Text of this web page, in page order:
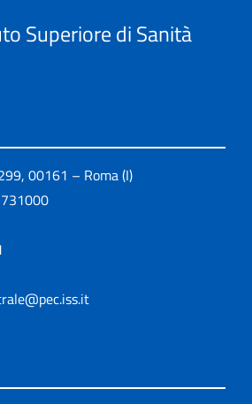
Superiore di Sanità
00161 – Roma (I)